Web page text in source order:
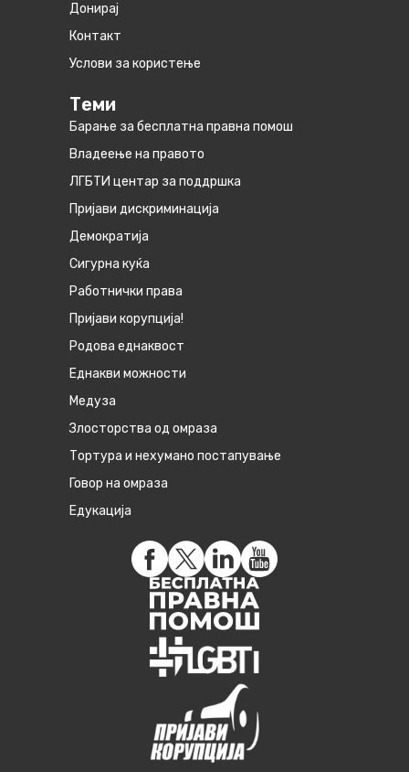
Донирај
Контакт
Услови за користење
Теми
Барање за бесплатна правна помош
Владеење на правото
ЛГБТИ центар за поддршка
Пријави дискриминација
Демократија
Сигурна куќа
Работнички права
Пријави корупција!
Родова еднаквост
Eднакви можности
Медуза
Злосторства од омраза
Тортура и нехумано постапување
Говор на омраза
Едукација